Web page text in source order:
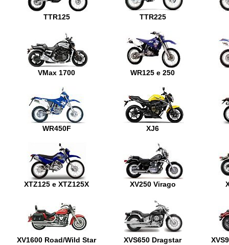
TTR125 TTR225
VMax 1700 WR125 e 250
WR450F XJ6
XTZ125 e XTZ125X XV250 Virago
XV1600 Road/Wild Star XVS650 Dragstar